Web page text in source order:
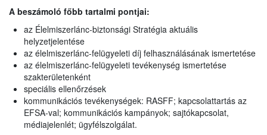
A beszámoló főbb tartalmi pontjai:
az Élelmiszerlánc-biztonsági Stratégia aktuális
helyzetjelentése
az élelmiszerlánc-felügyeleti díj felhasználásának ismertetése
az élelmiszerlánc-felügyeleti tevékenység ismertetése
szakterületenként
speciális ellenőrzések
kommunikációs tevékenységek: RASFF; kapcsolattartás az
EFSA-val; kommunikációs kampányok; sajtókapcsolat,
médiajelenlét; ügyfélszolgálat.